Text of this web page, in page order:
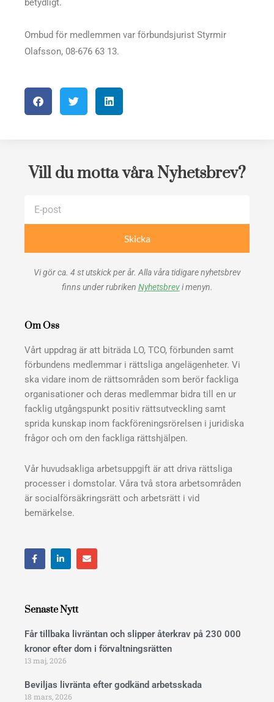
betydligt.
Ombud för medlemmen var förbundsjurist Styrmir
Olafsson, 08-676 63 13.
Vill du motta våra Nyhetsbrev?
post
Skicka
Vi gör ca. 4 st utskick per år. Alla våra tidigare nyhetsbrev
finns under rubriken Nyhetsbrevi menyn.
Om Oss
Vårt uppdrag är att biträda LO, TCO, förbunden samt
förbundens medlemmar i rättsliga angelägenheter. Vi
ska vidare inom de rättsområden som berör fackliga
organisationer och deras medlemmar bidra till en ur
facklig utgångspunkt positiv rättsutveckling samt
sprida kunskap inom fackföreningsrörelsen i juridiska
frågor och om den fackliga rättshjälpen.
Vår huvudsakliga arbetsuppgift är att driva rättsliga
processer i domstolar. Våra två stora arbetsområden
är socialförsäkringsrätt och arbetsrätt i vid
bemärkelse.
F
a
c
k
L
i
n
i
n
E
n
v
Senaste Nytt
Får tillbaka livräntan och slipper återkrav på 230 000
kronor efter dom i förvaltningsrätten
13 maj, 2026
Beviljas livränta efter godkänd arbetsskada
18 mars, 2026